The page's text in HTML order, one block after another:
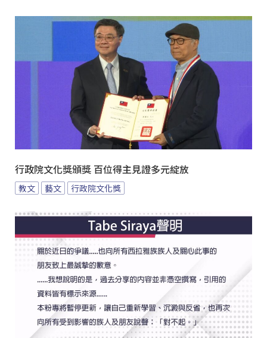
行政院文化獎頒獎 百位得主見證多元綻放
教文 藝文 行政院文化獎